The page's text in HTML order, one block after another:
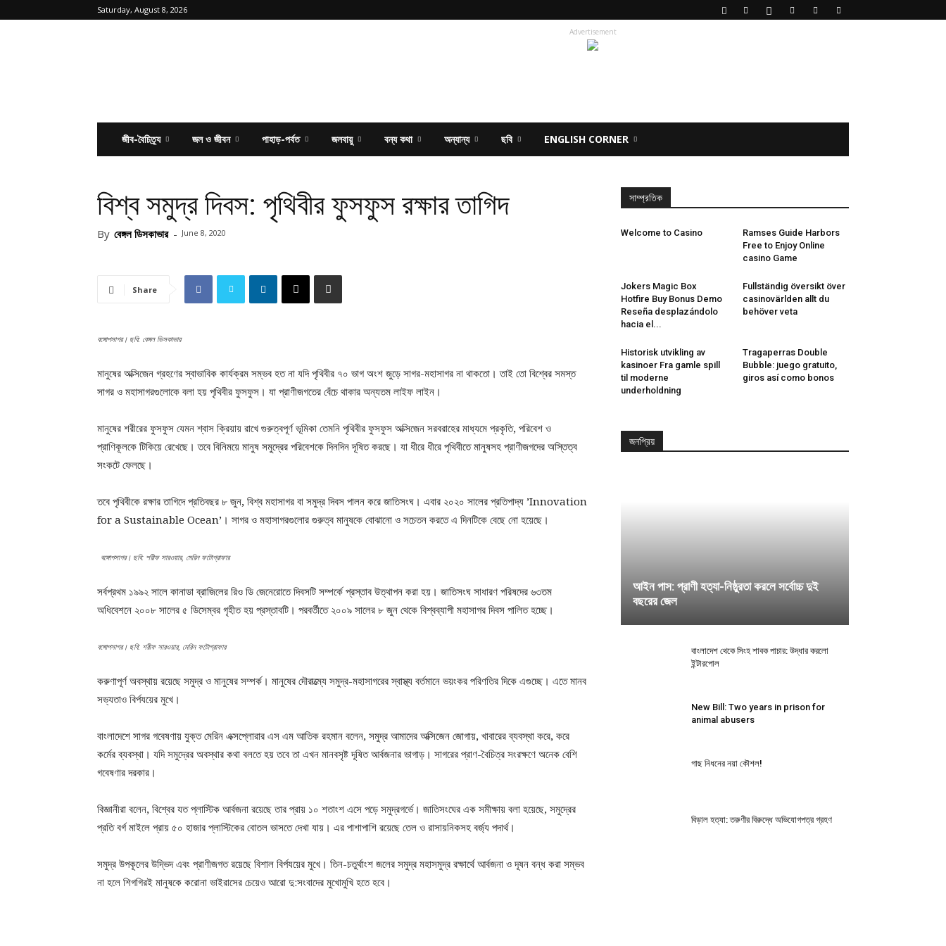
Saturday, August 8, 2026
Advertisement
জীব-বৈচিত্র্য জল ও জীবন পাহাড়-পর্বত জলবায়ু বন্য কথা অন্যান্য ছবি ENGLISH CORNER
বিশ্ব সমুদ্র দিবস: পৃথিবীর ফুসফুস রক্ষার তাগিদ
By বেঙ্গল ডিসকাভার - June 8, 2020
Share
বঙ্গোপসাগর। ছবি: বেঙ্গল ডিসকাভার
মানুষের অক্সিজেন গ্রহণের স্বাভাবিক কার্যক্রম সম্ভব হত না যদি পৃথিবীর ৭০ ভাগ অংশ জুড়ে সাগর-মহাসাগর না থাকতো। তাই তো বিশ্বের সমস্ত
সাগর ও মহাসাগরগুলোকে বলা হয় পৃথিবীর ফুসফুস। যা প্রাণীজগতের বেঁচে থাকার অন্যতম লাইফ লাইন।
মানুষের শরীরের ফুসফুস যেমন শ্বাস ক্রিয়ায় রাখে গুরুত্বপূর্ণ ভূমিকা তেমনি পৃথিবীর ফুসফুস অক্সিজেন সরবরাহের মাধ্যমে প্রকৃতি, পরিবেশ ও
প্রাণিকূলকে টিকিয়ে রেখেছে। তবে বিনিময়ে মানুষ সমুদ্রের পরিবেশকে দিনদিন দূষিত করছে। যা ধীরে ধীরে পৃথিবীতে মানুষসহ প্রাণীজগদের অস্তিত্ব
সংকটে ফেলছে।
তবে পৃথিবীকে রক্ষার তাগিদে প্রতিবছর ৮ জুন, বিশ্ব মহাসাগর বা সমুদ্র দিবস পালন করে জাতিসংঘ। এবার ২০২০ সালের প্রতিপাদ্য ’Innovation
for a Sustainable Ocean’। সাগর ও মহাসাগরগুলোর গুরুত্ব মানুষকে বোঝানো ও সচেতন করতে এ দিনটিকে বেছে নো হয়েছে।
বঙ্গোপসাগর। ছবি: শরীফ সারওয়ার, মেরিন ফটোগ্রাফার
সর্বপ্রথম ১৯৯২ সালে কানাডা ব্রাজিলের রিও ডি জেনেরোতে দিবসটি সম্পর্কে প্রস্তাব উত্থাপন করা হয়। জাতিসংঘ সাধারণ পরিষদের ৬৩তম
অধিবেশনে ২০০৮ সালের ৫ ডিসেম্বর গৃহীত হয় প্রস্তাবটি। পরবর্তীতে ২০০৯ সালের ৮ জুন থেকে বিশ্বব্যাপী মহাসাগর দিবস পালিত হচ্ছে।
বঙ্গোপসাগর। ছবি: শরীফ সারওয়ার, মেরিন ফটোগ্রাফার
করুণাপূর্ণ অবস্থায় রয়েছে সমুদ্র ও মানুষের সম্পর্ক। মানুষের দৌরাত্ম্যে সমুদ্র-মহাসাগরের স্বাস্থ্য বর্তমানে ভয়ংকর পরিণতির দিকে এগুচ্ছে। এতে মানব
সভ্যতাও বির্পযয়ের মুখে।
বাংলাদেশে সাগর গবেষণায় যুক্ত মেরিন এক্সপ্লোরার এস এম আতিক রহমান বলেন, সমুদ্র আমাদের অক্সিজেন জোগায়, খাবারের ব্যবস্থা করে, করে
কর্মের ব্যবস্থা। যদি সমুদ্রের অবস্থার কথা বলতে হয় তবে তা এখন মানবসৃষ্ট দূষিত আর্বজনার ভাগাড়। সাগরের প্রাণ-বৈচিত্র সংরক্ষণে অনেক বেশি
গবেষণার দরকার।
বিজ্ঞানীরা বলেন, বিশ্বের যত প্লাস্টিক আর্বজনা রয়েছে তার প্রায় ১০ শতাংশ এসে পড়ে সমুদ্রগর্ভে। জাতিসংঘের এক সমীক্ষায় বলা হয়েছে, সমুদ্রের
প্রতি বর্গ মাইলে প্রায় ৫০ হাজার প্লাস্টিকের বোতল ভাসতে দেখা যায়। এর পাশাপাশি রয়েছে তেল ও রাসায়নিকসহ বর্জ্য পদার্থ।
সমুদ্র উপকূলের উদ্ভিদ এবং প্রাণীজগত রয়েছে বিশাল বির্পযয়ের মুখে। তিন-চতুর্থাংশ জলের সমুদ্র মহাসমুদ্র রক্ষার্থে আর্বজনা ও দূষন বন্ধ করা সম্ভব
না হলে শিগগিরই মানুষকে করোনা ভাইরাসের চেয়েও আরো দু:সংবাদের মুখোমুখি হতে হবে।
সাম্প্রতিক
Welcome to Casino
Ramses Guide Harbors
Free to Enjoy Online
casino Game
Jokers Magic Box
Hotfire Buy Bonus Demo
Reseña desplazándolo
hacia el...
Fullständig översikt över
casinovärlden allt du
behöver veta
Historisk utvikling av
kasinoer Fra gamle spill
til moderne
underholdning
Tragaperras Double
Bubble: juego gratuito,
giros así­ como bonos
জনপ্রিয়
আইন পাস: প্রাণী হত্যা-নিষ্ঠুরতা করলে সর্বোচ্চ দুই
বছরের জেল
বাংলাদেশ থেকে সিংহ শাবক পাচার: উদ্ধার করলো
ইন্টারপোল
New Bill: Two years in prison for
animal abusers
গাছ নিধনের নয়া কৌশল!
বিড়াল হত্যা: তরুণীর বিরুদ্ধে অভিযোগপত্র গ্রহণ